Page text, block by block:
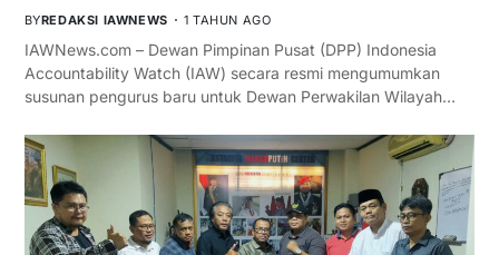
BYREDAKSI IAWNEWS 1 TAHUN AGO
IAWNews.com – Dewan Pimpinan Pusat (DPP) Indonesia
Accountability Watch (IAW) secara resmi mengumumkan
susunan pengurus baru untuk Dewan Perwakilan Wilayah…